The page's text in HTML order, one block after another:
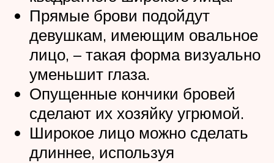
Прямые брови подойдут
девушкам, имеющим овальное
лицо, – такая форма визуально
уменьшит глаза.
Опущенные кончики бровей
сделают их хозяйку угрюмой.
Широкое лицо можно сделать
длиннее, используя